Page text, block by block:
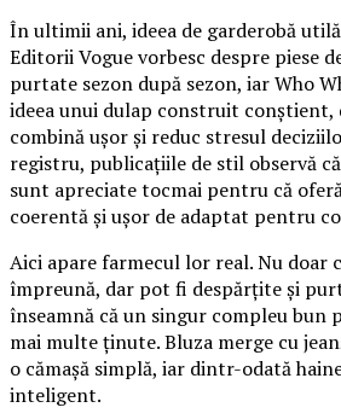
În ultimii ani, ideea de garderobă
Editorii Vogue vorbesc despre piese
purtate sezon după sezon, iar Who
ideea unui dulap construit conștient,
combină ușor și reduc stresul
registru, publicațiile de stil observă
sunt apreciate tocmai pentru că
coerentă și ușor de adaptat pentru
Aici apare farmecul lor real. Nu doar
împreună, dar pot fi despărțite și
înseamnă că un singur compleu bun
mai multe ținute. Bluza merge cu
o cămașă simplă, iar dintr-odată
inteligent.